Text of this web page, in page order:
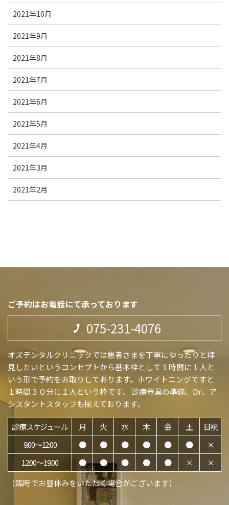
2021年10月
2021年9月
2021年8月
2021年7月
2021年6月
2021年5月
2021年4月
2021年3月
2021年2月
ご予約はお電話にて承っております
075-231-4076
オズデンタルクリニックでは患者さまを丁寧にゆったりと拝
見したいというコンセプトから基本枠として１時間に１人と
いう形で予約をお取りしております。ホワイトニングですと
１時間３０分に１人という枠です。 診療器具の準備、Dr、ア
シスタントスタッフも揃えております。
診療スケジュール 月 火 水 木 金 土
日祝
9:00〜12:00
● ● ● ● ● ●
×
12:00〜19:00
● ● ● ● ● ×
×
（臨時でお昼休みをいただく場合がございます）